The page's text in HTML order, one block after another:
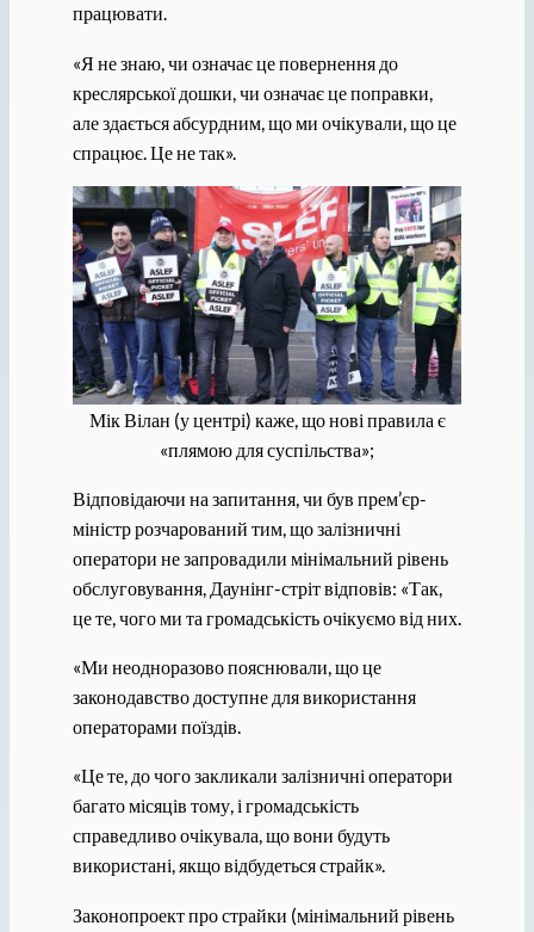
працювати.
«Я не знаю, чи означає це повернення до
креслярської дошки, чи означає це поправки,
але здається абсурдним, що ми очікували, що це
спрацює. Це не так».
Мік Вілан (у центрі) каже, що нові правила є
«плямою для суспільства»;
Відповідаючи на запитання, чи був прем’єр-
міністр розчарований тим, що залізничні
оператори не запровадили мінімальний рівень
обслуговування, Даунінг-стріт відповів: «Так,
це те, чого ми та громадськість очікуємо від них.
«Ми неодноразово пояснювали, що це
законодавство доступне для використання
операторами поїздів.
«Це те, до чого закликали залізничні оператори
багато місяців тому, і громадськість
справедливо очікувала, що вони будуть
використані, якщо відбудеться страйк».
Законопроект про страйки (мінімальний рівень